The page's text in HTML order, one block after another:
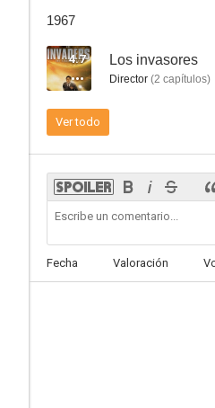
1967
4.7 Los invasores
Director (2 capítulos)
Ver todo
Fecha Valoración